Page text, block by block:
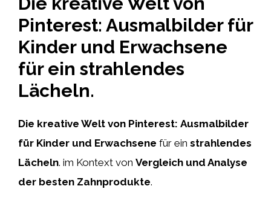
Pinterest: Ausmalbilder für
Kinder und Erwachsene
für ein strahlendes
Lächeln.
Die kreative Welt von Pinterest: Ausmalbilder
für Kinder und Erwachsene für ein strahlendes
Lächeln. im Kontext von Vergleich und Analyse
der besten Zahnprodukte.